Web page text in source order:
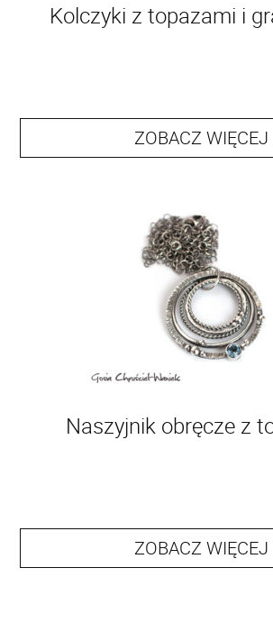
Kolczyki z topazami i
ZOBACZ WIĘCEJ
Naszyjnik obręcze z
ZOBACZ WIĘCEJ